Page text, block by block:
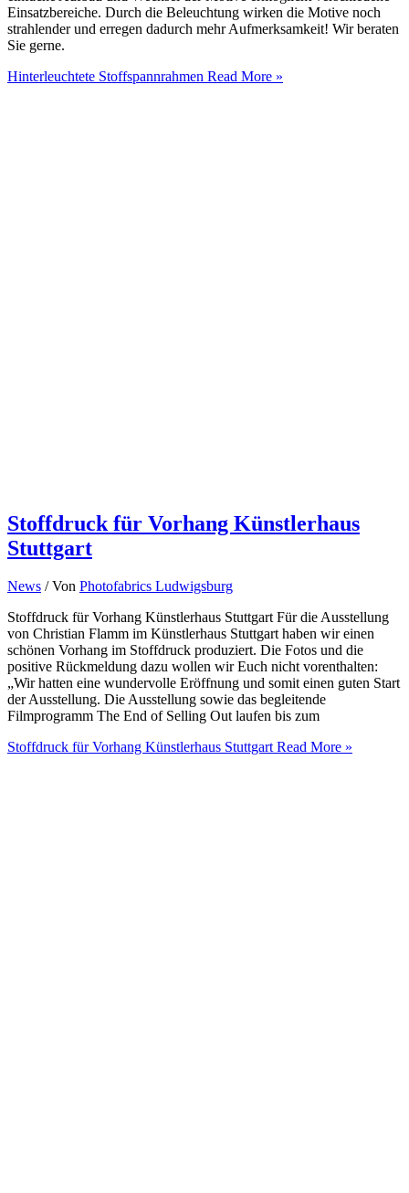
Einsatzbereiche. Durch die Beleuchtung wirken die Motive noch
strahlender und erregen dadurch mehr Aufmerksamkeit! Wir beraten
Sie gerne.
Hinterleuchtete Stoffspannrahmen Read More »
Stoffdruck für Vorhang Künstlerhaus
Stuttgart
News / Von Photofabrics Ludwigsburg
Stoffdruck für Vorhang Künstlerhaus Stuttgart Für die Ausstellung
von Christian Flamm im Künstlerhaus Stuttgart haben wir einen
schönen Vorhang im Stoffdruck produziert. Die Fotos und die
positive Rückmeldung dazu wollen wir Euch nicht vorenthalten:
„Wir hatten eine wundervolle Eröffnung und somit einen guten Start
der Ausstellung. Die Ausstellung sowie das begleitende
Filmprogramm The End of Selling Out laufen bis zum
Stoffdruck für Vorhang Künstlerhaus StuttgartRead More »